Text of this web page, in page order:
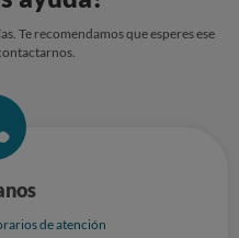
Te recomendamos que esperes ese
de atención